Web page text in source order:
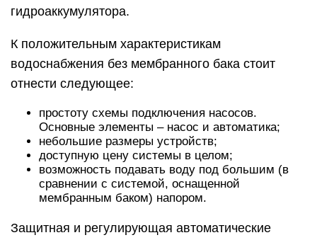
гидроаккумулятора.
К положительным характеристикам
водоснабжения без мембранного бака стоит
отнести следующее:
простоту схемы подключения насосов.
Основные элементы – насос и автоматика;
небольшие размеры устройств;
доступную цену системы в целом;
возможность подавать воду под большим (в
сравнении с системой, оснащенной
мембранным баком) напором.
Защитная и регулирующая автоматические